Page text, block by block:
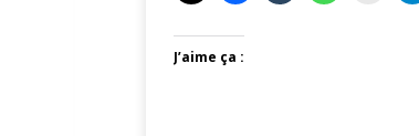
J’aime ça :